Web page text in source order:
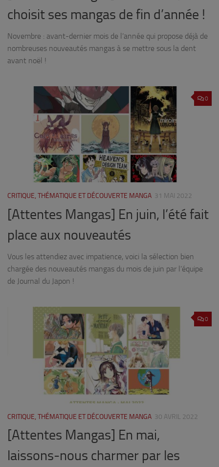
choisit ses mangas de fin d’année !
Novembre : avant-dernier mois de l’année qui propose déjà de
nombreuses nouveautés mangas à se mettre sous la dent
avant noël !
0
CRITIQUE, THÉMATIQUE ET DÉCOUVERTE MANGA 31 MAI 2022
[Attentes Mangas] En juin, l’été fait
place aux nouveautés
Vous les attendiez avec impatience, voici la sélection bien
chargée des nouveautés mangas du mois de juin par l’équipe
de Journal du Japon !
0
CRITIQUE, THÉMATIQUE ET DÉCOUVERTE MANGA 30 AVRIL 2022
[Attentes Mangas] En mai,
laissons-nous charmer par les